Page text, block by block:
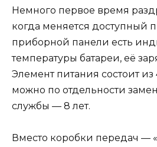
Немного первое время
когда меняется доступный
приборной панели есть
температуры батареи, её
Элемент питания состоит
можно по отдельности
службы — 8 лет.
Вместо коробки передач —